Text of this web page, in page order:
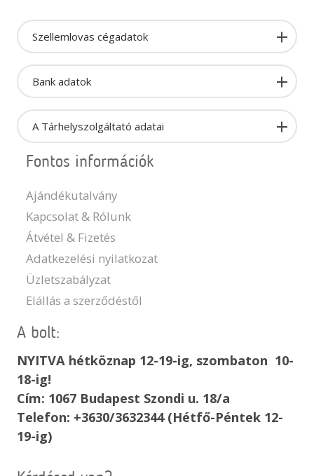
Szellemlovas cégadatok
Bank adatok
A Tárhelyszolgáltató adatai
Fontos információk
Ajándékutalvány
Kapcsolat & Rólunk
Átvétel & Fizetés
Adatkezelési nyilatkozat
Üzletszabályzat
Elállás a szerződéstől
A bolt:
NYITVA hétköznap 12-19-ig, szombaton 10-
18-ig!
Cím: 1067 Budapest Szondi u. 18/a
Telefon: +3630/3632344 (Hétfő-Péntek 12-
19-ig)